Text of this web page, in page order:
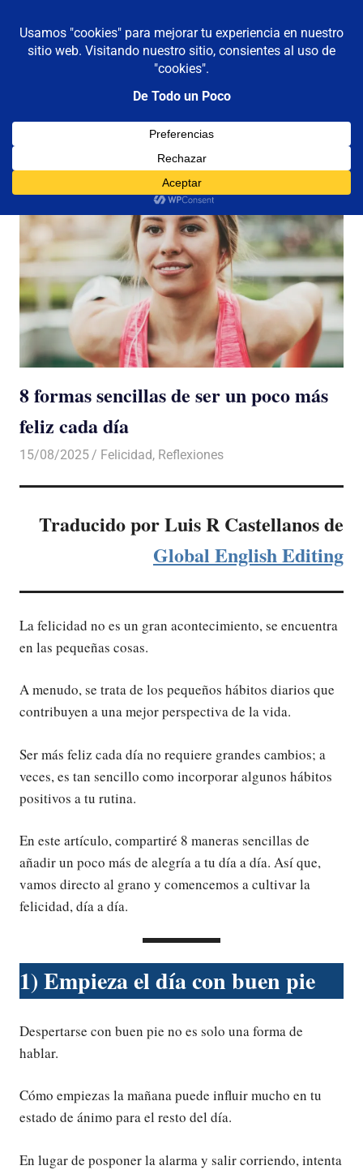
contenido
De todo un poco
Reflexiones,
Viajes
MENÚ
8 formas sencillas de ser un poco más
feliz cada día
15/08/2025 De todo un Poco
Felicidad, Reflexiones
Traducido por Luis R Castellanos de
Global English Editing
La felicidad no es un gran acontecimiento, se encuentra
en las pequeñas cosas.
A menudo, se trata de los pequeños hábitos diarios que
contribuyen a una mejor perspectiva de la vida.
Ser más feliz cada día no requiere grandes cambios; a
veces, es tan sencillo como incorporar algunos hábitos
positivos a tu rutina.
En este artículo, compartiré 8 maneras sencillas de
añadir un poco más de alegría a tu día a día. Así que,
vamos directo al grano y comencemos a cultivar la
felicidad, día a día.
1) Empieza el día con buen pie
Despertarse con buen pie no es solo una forma de
hablar.
Cómo empiezas la mañana puede influir mucho en tu
estado de ánimo para el resto del día.
En lugar de posponer la alarma y salir corriendo, intenta